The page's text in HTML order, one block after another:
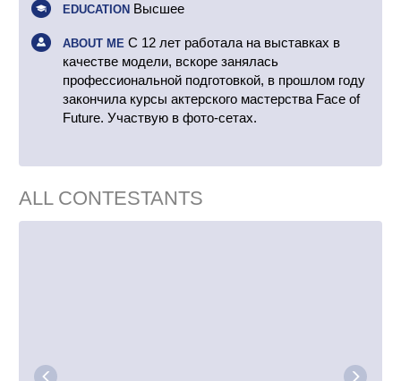
EDUCATION Высшее
ABOUT ME С 12 лет работала на выставках в
качестве модели, вскоре занялась
профессиональной подготовкой, в прошлом году
закончила курсы актерского мастерства Face of
Future. Участвую в фото-сетах.
ALL CONTESTANTS